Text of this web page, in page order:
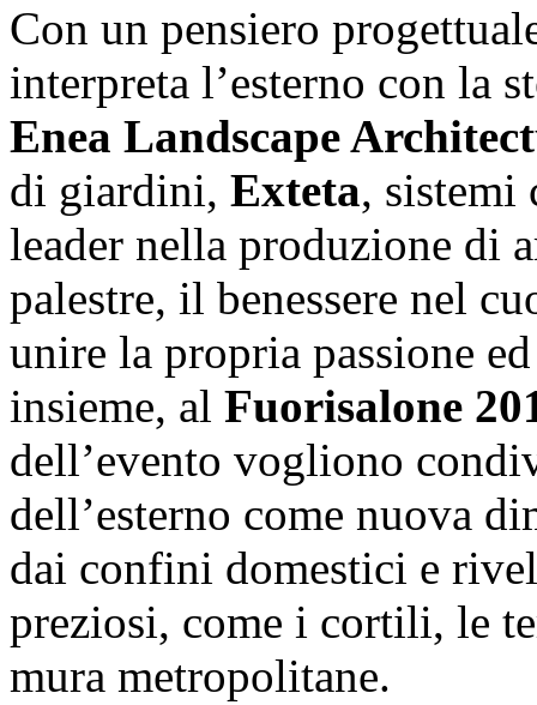
Con un pensiero
interpreta l’esterno con la
Enea Landscape
di giardini, Exteta, sistemi
leader nella produzione di
palestre, il benessere nel
unire la propria passione
insieme, al Fuorisalone
dell’evento vogliono
dell’esterno come nuova
dai confini domestici e
preziosi, come i cortili, le
mura metropolitane.